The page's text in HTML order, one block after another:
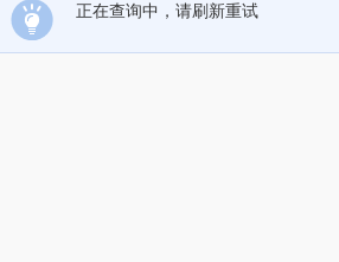
正在查询中，请刷新重试